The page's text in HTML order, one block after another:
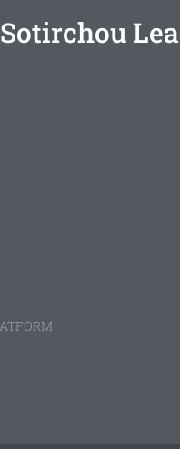
Sotirchou